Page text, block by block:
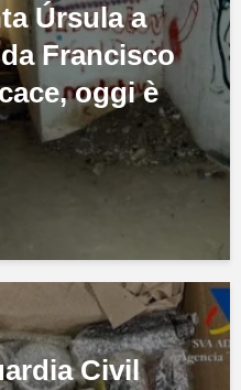
Úrsula a
Francisco
oggi è
Civil